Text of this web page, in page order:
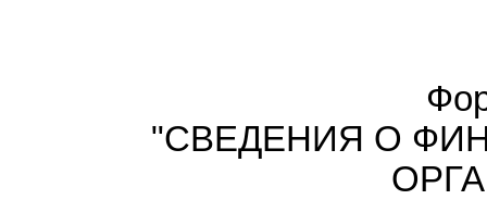
"СВЕДЕНИЯ О